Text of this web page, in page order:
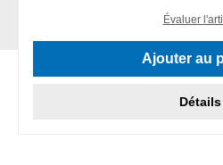
Évaluer
Ajouter au
Détails